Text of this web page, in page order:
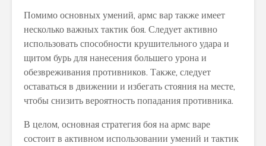
Помимо основных умений, армс вар также имеет
несколько важных тактик боя. Следует активно
использовать способности крушительного удара и
щитом бурь для нанесения большего урона и
обезвреживания противников. Также, следует
оставаться в движении и избегать стояния на месте,
чтобы снизить вероятность попадания противника.
В целом, основная стратегия боя на армс варе
состоит в активном использовании умений и тактик